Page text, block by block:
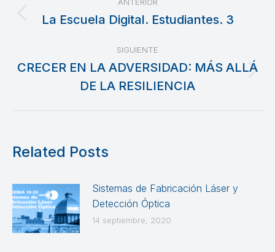
entre
publicaciones
Publicación
La Escuela Digital. Estudiantes. 3
SIGUIENTE
siguiente:
CRECER EN LA ADVERSIDAD: MÁS ALLÁ
DE LA RESILIENCIA
Related Posts
Sistemas de Fabricación Láser y
Detección Óptica
14 septiembre, 2020